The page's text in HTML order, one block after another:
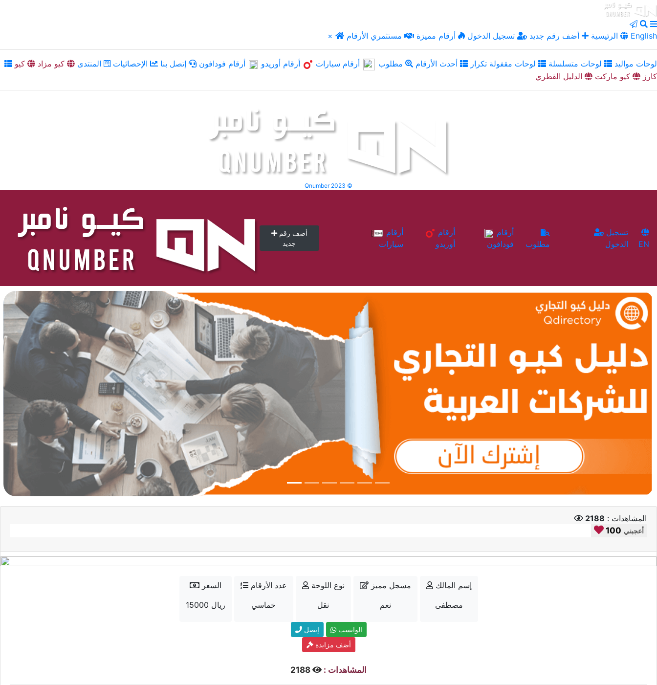
× الرئيسية أضف رقم جديد تسجيل الدخول أرقام مميزة مستثمري الأرقام English
لوحات مواليد لوحات متسلسلة لوحات مقفولة تكرار أحدث الأرقام مطلوب أرقام سيارات أرقام أوريدو أرقام فودافون إتصل بنا الإحصائيات المنتدى كيو مزاد
كيو
كارز
كيو ماركت الدليل القطري
Qnumber 2023 ©
أضف رقم
جديد
سيارات
أوريدو
فودافون
مطلوب
الدخول
EN
المشاهدات : 2188
100 أعجبني
السعر
15000 ريال
عدد الأرقام
خماسي
نوع اللوحة
نقل
مسجل مميز
نعم
إسم المالك
مصطفى
إتصل
الواتسب
أضف مزايدة
المشاهدات :